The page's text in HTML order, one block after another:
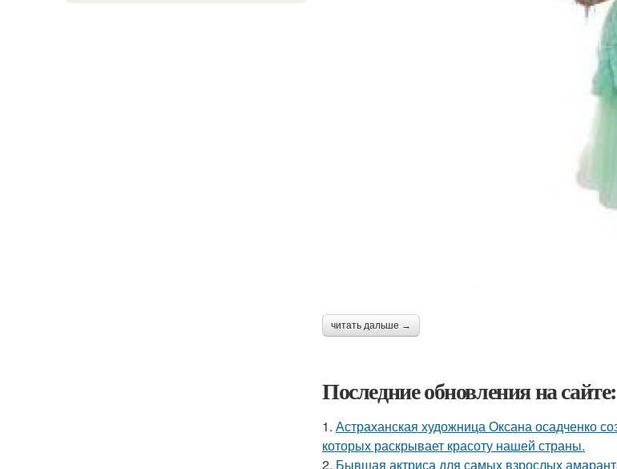
читать дальше →
Последние обновления на сайте:
1. Астраханская художница Оксана осадченко
которых раскрывает красоту нашей страны.
2. Бывшая актриса для самых взрослых